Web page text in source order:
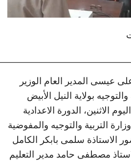
عيسى المدير العام الوزير
بولاية النيل الأبيض
الاثنين، الدورة الاعدادية
التربية والتوجيه والمفوضية
الاستاذة سلمى بابكر الكامل
مصطفى حامد مدير التعليم